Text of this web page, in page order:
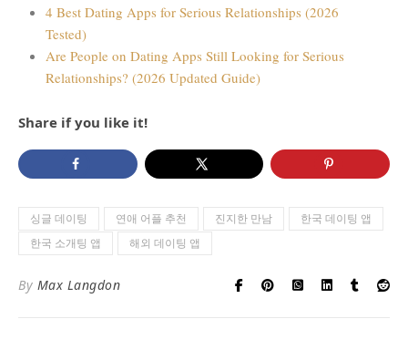
4 Best Dating Apps for Serious Relationships (2026
Tested)
Are People on Dating Apps Still Looking for Serious
Relationships? (2026 Updated Guide)
Share if you like it!
싱글 데이팅 연애 어플 추천 진지한 만남
한국 데이팅 앱
한국 소개팅 앱
해외 데이팅 앱
By Max Langdon